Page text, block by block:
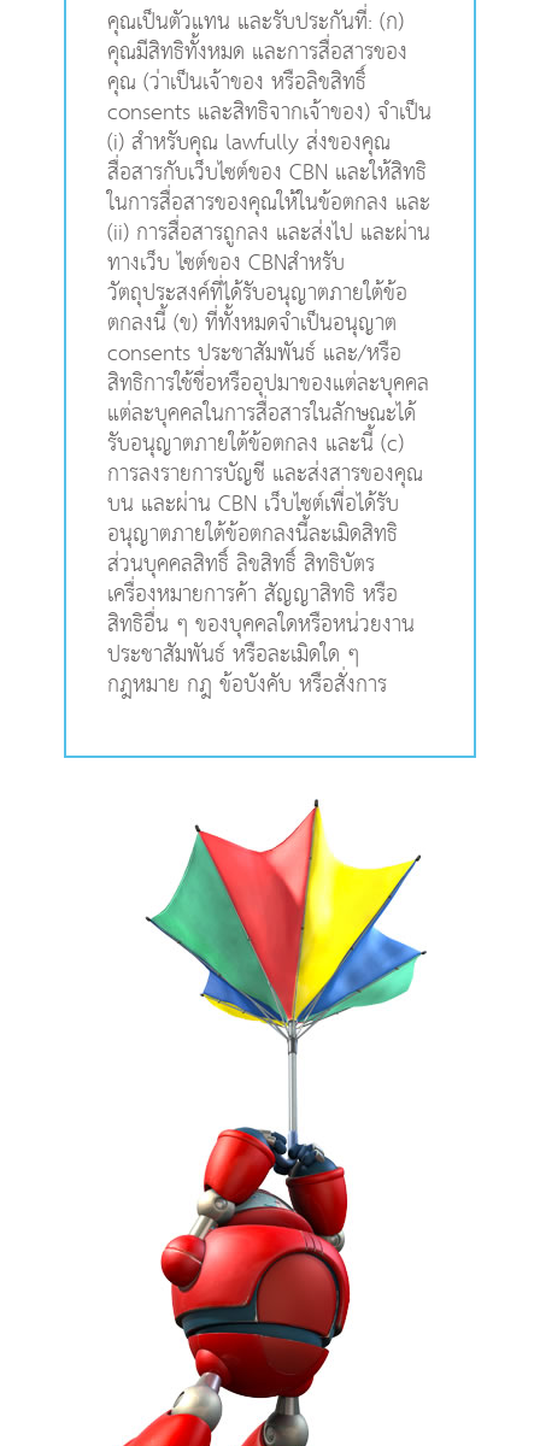
คุณเป็นตัวแทน และรับประกันที่: (ก)
คุณมีสิทธิทั้งหมด และการสื่อสารของ
คุณ (ว่าเป็นเจ้าของ หรือลิขสิทธิ์
consents และสิทธิจากเจ้าของ) จำเป็น
(i) สำหรับคุณ lawfully ส่งของคุณ
สื่อสารกับเว็บไซต์ของ CBN และให้สิทธิ
ในการสื่อสารของคุณให้ในข้อตกลง และ
(ii) การสื่อสารถูกลง และส่งไป และผ่าน
ทางเว็บ ไซต์ของ CBNสำหรับ
วัตถุประสงค์ที่ได้รับอนุญาตภายใต้ข้อ
ตกลงนี้ (ข) ที่ทั้งหมดจำเป็นอนุญาต
consents ประชาสัมพันธ์ และ/หรือ
สิทธิการใช้ชื่อหรืออุปมาของแต่ละบุคคล
แต่ละบุคคลในการสื่อสารในลักษณะได้
รับอนุญาตภายใต้ข้อตกลง และนี้ (c)
การลงรายการบัญชี และส่งสารของคุณ
บน และผ่าน CBN เว็บไซต์เพื่อได้รับ
อนุญาตภายใต้ข้อตกลงนี้ละเมิดสิทธิ
ส่วนบุคคลสิทธิ์ ลิขสิทธิ์ สิทธิบัตร
เครื่องหมายการค้า สัญญาสิทธิ หรือ
สิทธิอื่น ๆ ของบุคคลใดหรือหน่วยงาน
ประชาสัมพันธ์ หรือละเมิดใด ๆ
กฎหมาย กฎ ข้อบังคับ หรือสั่งการ